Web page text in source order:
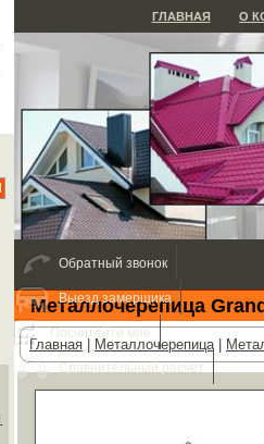
ГЛАВНАЯ О
Металлочерепица
Главная Металлочерепица|
Обратный звонок
Выезд замерщика
Посчитайте мне
Сравнительный расчет